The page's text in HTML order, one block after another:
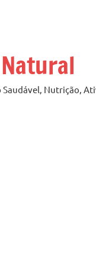
Nutrição,